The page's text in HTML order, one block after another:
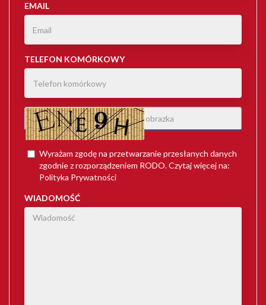
EMAIL
TELEFON KOMÓRKOWY
Wyrażam zgodę na przetwarzanie przesłanych danych
zgodnie z rozporządzeniem RODO. Czytaj więcej na:
Polityka Prywatności
WIADOMOŚĆ